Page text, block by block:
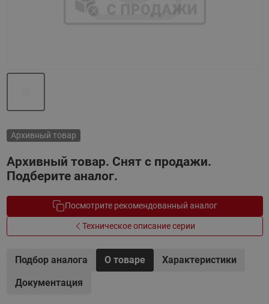
Архивный товар
Архивный товар. Снят с продажи.
Подберите аналог.
Посмотрите рекомендованный аналог
Техническое описание серии
Подбор аналога О товаре
Характеристики
Документация